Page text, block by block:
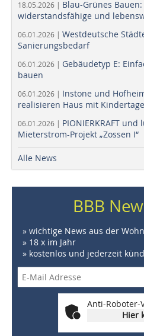
18.05.2026 | Blau-Grünes
widerstandsfähige und
06.01.2026 | Westdeutsche
Sanierungsbedarf
06.01.2026 | Gebäudetyp E:
bauen
06.01.2026 | Instone und
realisieren Haus mit
06.01.2026 | PIONIERKRAFT
Mieterstrom-Projekt „Zossen I“
Alle News
BBB
» wichtige News aus der
» 18 x im Jahr
» kostenlos und jederzeit
Anti-Roboter-
Hier